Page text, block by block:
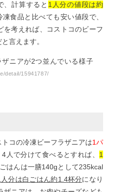
、計算すると 1人分の値段は約
食品と比べても安い値段で、
考えれば、コストコのビーフ
言えます。
detail/15941787/
コの冷凍ビーフラザニアは1パ
人で分けて食べるとすれば、 1
はんは一膳140gとして235kcal
分は白ごはん約1.4杯分になり